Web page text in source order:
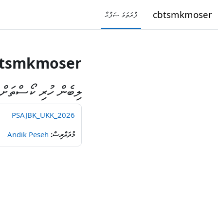
cbtsmkmoser ފުރަތަމަ ޞަފުޙާ
ލިބެން ހުރި ކޯސްތަށް
PSAJBK_UKK_2026
މުދައްރިސް: Andik Peseh